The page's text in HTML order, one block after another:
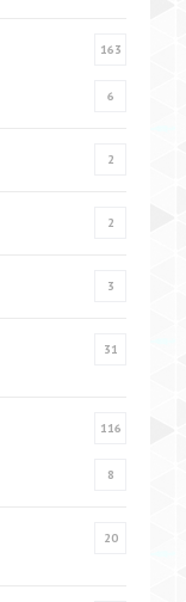
163
6
2
2
3
31
116
8
20